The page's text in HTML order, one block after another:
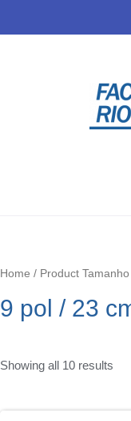
Home / Product
9 pol / 23
Showing all 10 results